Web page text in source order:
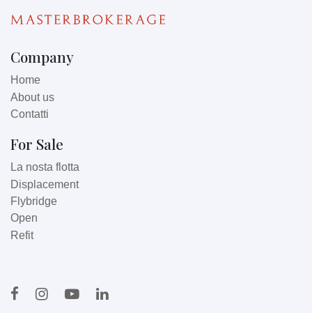
Company
Home
About us
Contatti
For Sale
La nosta flotta
Displacement
Flybridge
Open
Refit